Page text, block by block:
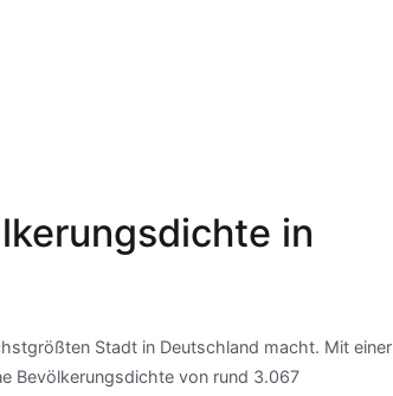
in
Stadt in Deutschland macht. Mit einer
Bevölkerungsdichte von rund 3.067